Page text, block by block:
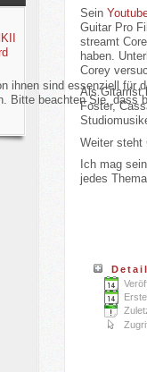
Sein
Guitar Pro
streamt
haben.
Corey
Als Gitarrist
Foster,
Weiter steht
Ich mag
jedes
ihnen sind essenziell für
beachten Sie, dass